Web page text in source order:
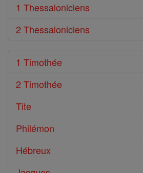
1 Thessaloniciens
2 Thessaloniciens
1 Timothée
2 Timothée
Tite
Philémon
Hébreux